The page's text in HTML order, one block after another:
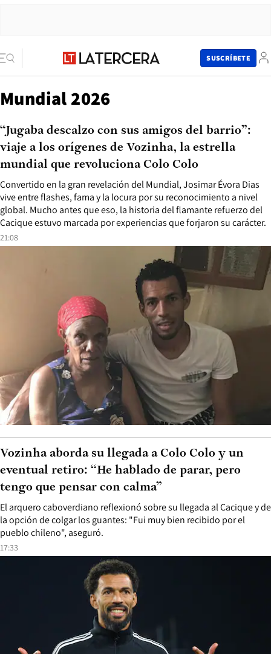
SUSCRÍBETE
Mundial 2026
21:08
Convertido en la gran revelación del Mundial, Josimar Évora Dias
vive entre flashes, fama y la locura por su reconocimiento a nivel
global. Mucho antes que eso, la historia del flamante refuerzo del
Cacique estuvo marcada por experiencias que forjaron su carácter.
“Jugaba descalzo con sus amigos del barrio”:
viaje a los orígenes de Vozinha, la estrella
mundial que revoluciona Colo Colo
17:33
El arquero caboverdiano reflexionó sobre su llegada al Cacique y de
la opción de colgar los guantes: "Fui muy bien recibido por el
pueblo chileno", aseguró.
Vozinha aborda su llegada a Colo Colo y un
eventual retiro: “He hablado de parar, pero
tengo que pensar con calma”